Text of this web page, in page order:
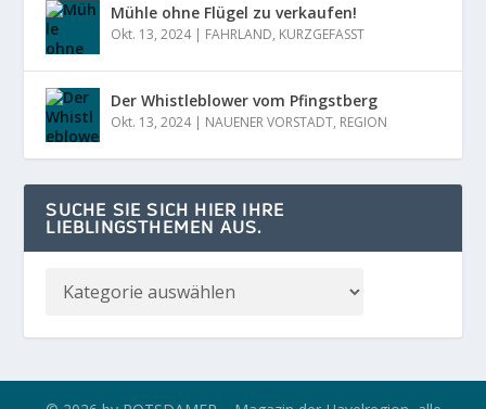
Mühle ohne Flügel zu verkaufen!
Okt. 13, 2024| FAHRLAND, KURZGEFASST
Der Whistleblower vom Pfingstberg
Okt. 13, 2024| NAUENER VORSTADT, REGION
SUCHE SIE SICH HIER IHRE
LIEBLINGSTHEMEN AUS.